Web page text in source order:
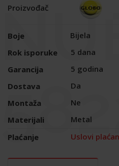
Proizvođač
Boje
Bijela
Rok isporuke
5 dana
Garancija
5 godina
Dostava
Da
Montaža
Ne
Materijali
Metal
Plaćanje
Uslovi